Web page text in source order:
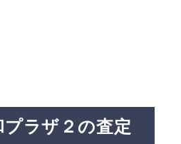
プラザ２の査定